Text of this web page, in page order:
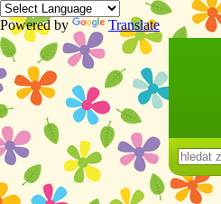
Powered by Translate